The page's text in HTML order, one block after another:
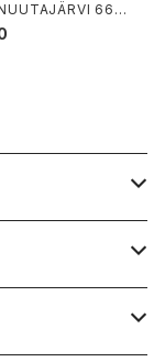
6625
ヴィンテー
ルヴィ 6625 シガロ